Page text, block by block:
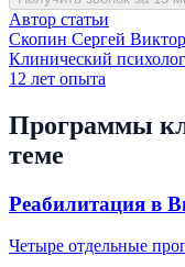
Автор статьи
Скопин Сергей
Клинический психолог
12 лет опыта
Программы
теме
Реабилитация в
Четыре отдельные